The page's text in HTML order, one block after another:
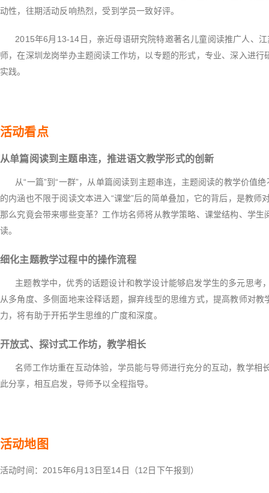
动性，往期活动反响热烈，受到学员一致好评。
2015年6月13-14日，亲近母语研究院特邀著名儿童阅读推广人、江
师，在深圳龙岗举办主题阅读工作坊，以专题的形式，专业、深入进行
实践。
活动看点
从单篇阅读到主题串连，推进语文教学形式的创新
从“一篇”到“一群”，从单篇阅读到主题串连，主题阅读的教学价值
的内涵也不限于阅读文本进入“课堂”后的简单叠加，它的背后，是教师
那么究竟会带来哪些变革？工作坊名师将从教学策略、课堂结构、学生
读。
细化主题教学过程中的操作流程
主题教学中，优秀的话题设计和教学设计能够启发学生的多元思考
从多角度、多侧面地来诠释话题，摒弃线型的思维方式，提高教师对教
力，将有助于开拓学生思维的广度和深度。
开放式、探讨式工作坊，教学相长
名师工作坊重在互动体验，学员能与导师进行充分的互动，教学相
此分享，相互启发，导师予以全程指导。
活动地图
活动时间：2015年6月13日至14日（12日下午报到）